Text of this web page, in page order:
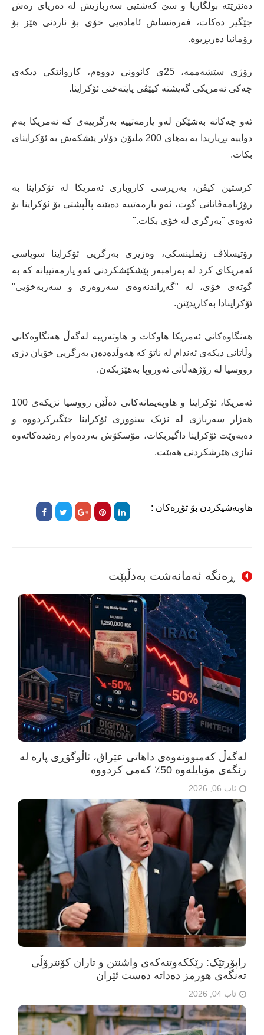
دەنێرێتە بولگاریا و سێ کەشتیی سەربازیش لە دەریای رەش
جێگیر دەکات، فەرەنساش ئامادەیی خۆی بۆ ناردنی هێز بۆ
رۆمانیا دەربڕیوە.
رۆژی سێشەممە، 25ی کانوونی دووەم، کاروانێکی دیکەی
چەکی ئەمریکی گەیشتە کیێڤی پایتەختی ئۆکراینا.
ئەو چەکانە بەشێکن لەو یارمەتییە بەرگرییەی کە ئەمریکا بەم
دواییە بڕیاریدا بە بەهای 200 ملیۆن دۆلار پێشکەش بە ئۆکراینای
بکات.
کرستین کیڤن، بەرپرسی کاروباری ئەمریکا لە ئۆکراینا بە
رۆژنامەڤانانی گوت، ئەو یارمەتییە دەبێتە پاڵپشتی بۆ ئۆکراینا بۆ
ئەوەی "بەرگری لە خۆی بکات."
رۆتیسلاڤ زێملینسکی، وەزیری بەرگریی ئۆکراینا سوپاسی
ئەمریکای کرد لە بەرامبەر پێشكێشکردنی ئەو یارمەتییانە کە بە
گوتەی خۆی، لە "گەڕاندنەوەی سەروەری و سەربەخۆیی"
ئۆکراینادا بەکاریدێنن.
هەنگاوەکانی ئەمریکا هاوکات و هاوتەریبە لەگەڵ هەنگاوەکانی
وڵاتانی دیکەی ئەندام لە ناتۆ کە هەوڵدەدەن بەرگریی خۆیان دژی
رووسیا لە رۆژهەڵاتی ئەوروپا بەهێزبکەن.
ئەمریکا، ئۆکراینا و هاوپەیمانەکانی دەڵێن رووسیا نزیکەی 100
هەزار سەربازی لە نزیک سنووری ئۆکراینا جێگیرکردووە و
دەیەوێت ئۆکراینا داگیربکات، مۆسکۆش بەردەوام رەتیدەکاتەوە
نیازی هێرشکردنی هەبێت.
هاوبەشیکردن بۆ تۆڕەکان :
ڕەنگە ئەمانەشت بەدڵبێت
لەگەڵ کەمبوونەوەی داهاتی عێراق، ئاڵوگۆڕی پارە لە
رێگەی مۆبایلەوە 50٪ کەمی کردووە
ئاب 06, 2026
راپۆرتێک: رێککەوتنەکەی واشنتن و تاران کۆنترۆڵی
تەنگەی هورمز دەداتە دەست ئێران
ئاب 04, 2026